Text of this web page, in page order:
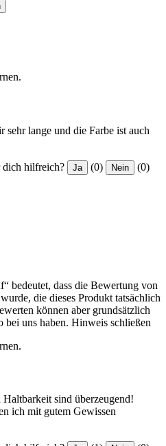
sehr lange und die Farbe ist auch
dich hilfreich? Ja (0) Nein (0)
bedeutet, dass die Bewertung von
die dieses Produkt tatsächlich
können aber grundsätzlich
bei uns haben. Hinweis schließen
sind überzeugend!
ich mit gutem Gewissen